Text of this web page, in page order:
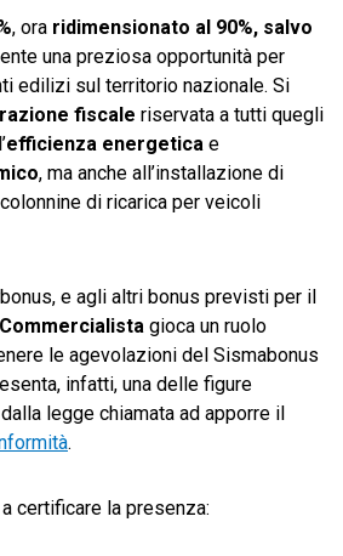
, ora ridimensionato al 90%, salvo
una preziosa opportunità per
edilizi sul territorio nazionale. Si
fiscale riservata a tutti quegli
efficienza energetica e
, ma anche all’installazione di
di ricarica per veicoli
e agli altri bonus previsti per il
Commercialista gioca un ruolo
le agevolazioni del Sismabonus
infatti, una delle figure
legge chiamata ad apporre il
.
certificare la presenza: